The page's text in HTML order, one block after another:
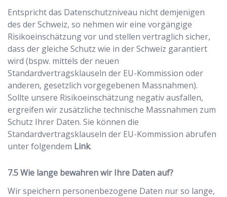
Entspricht das Datenschutzniveau nicht demjenigen
des der Schweiz, so nehmen wir eine vorgängige
Risikoeinschätzung vor und stellen vertraglich sicher,
dass der gleiche Schutz wie in der Schweiz garantiert
wird (bspw. mittels der neuen
Standardvertragsklauseln der EU-Kommission oder
anderen, gesetzlich vorgegebenen Massnahmen).
Sollte unsere Risikoeinschätzung negativ ausfallen,
ergreifen wir zusätzliche technische Massnahmen zum
Schutz Ihrer Daten. Sie können die
Standardvertragsklauseln der EU-Kommission abrufen
unter folgendem Link.
Wie lange bewahren wir Ihre Daten auf?
Wir speichern personenbezogene Daten nur so lange,